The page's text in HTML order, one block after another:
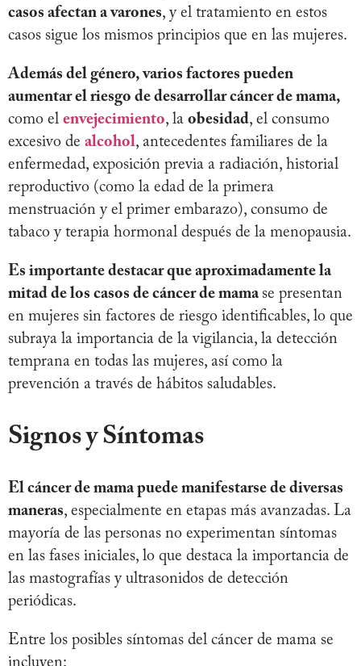
casos afectan a varones, y el tratamiento en estos
casos sigue los mismos principios que en las mujeres.
Además del género, varios factores pueden
aumentar el riesgo de desarrollar cáncer de mama,
como el envejecimiento, la obesidad, el consumo
excesivo de alcohol, antecedentes familiares de la
enfermedad, exposición previa a radiación, historial
reproductivo (como la edad de la primera
menstruación y el primer embarazo), consumo de
tabaco y terapia hormonal después de la menopausia.
Es importante destacar que aproximadamente la
mitad de los casos de cáncer de mama se presentan
en mujeres sin factores de riesgo identificables, lo que
subraya la importancia de la vigilancia, la detección
temprana en todas las mujeres, así como la
prevención a través de hábitos saludables.
Signos y Síntomas
El cáncer de mama puede manifestarse de diversas
maneras, especialmente en etapas más avanzadas. La
mayoría de las personas no experimentan síntomas
en las fases iniciales, lo que destaca la importancia de
las mastografías y ultrasonidos de detección
periódicas.
Entre los posibles síntomas del cáncer de mama se